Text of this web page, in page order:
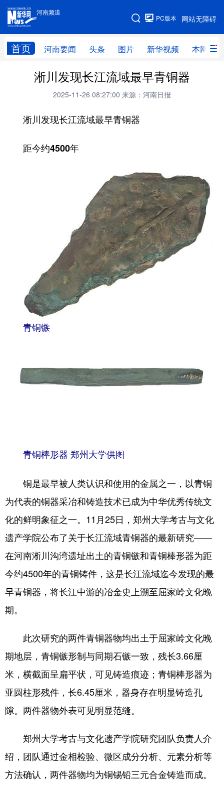
河南频道
网站无障碍
PC版本
首页 河南要闻 头条 图片 新华视频 本网原创
河南频道
网站地图
频道首页 河南要闻 头条
本网原创 新华访谈
直播 新华社记者看河南
工业能源 科教兴省
医疗健康 金融兴豫
豫股百家
北京 天津
山西
上海
山东 河南 湖北
广东
陕西 甘肃
多语种频道
English Español Français
عربى Русский язык
日本語 한국어 Deutsch
淅川发现长江流域最早青铜器
2025-11-26 08:27:00 来源：河南日报
淅川发现长江流域最早青铜器
距今约4500年
青铜镞
青铜棒形器 郑州大学供图
铜是最早被人类认识和使用的金属之一，以青铜
为代表的铜器采冶和铸造技术已成为中华优秀传统文
化的鲜明象征之一。11月25日，郑州大学考古与文化
遗产学院公布了关于长江流域青铜器的最新研究——
在河南淅川沟湾遗址出土的青铜镞和青铜棒形器为距
今约4500年的青铜铸件，这是长江流域迄今发现的最
早青铜器，将长江中游的冶金史上溯至屈家岭文化晚
期。
此次研究的两件青铜器物均出土于屈家岭文化晚
期地层，青铜镞形制与同期石镞一致，残长3.66厘
米，横截面呈扁平状，可见铸造痕迹；青铜棒形器为
亚圆柱形残件，长6.45厘米，器身存在明显铸造孔
隙。两件器物外表可见明显范缝。
郑州大学考古与文化遗产学院研究团队负责人介
绍，团队通过金相检验、微区成分分析、元素分析等
方法确认，两件器物均为铜锡铅三元合金铸造而成。